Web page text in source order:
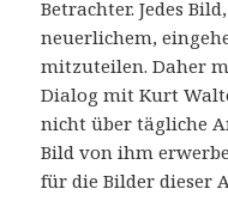
Betrachter. Jedes
neuerlichem,
mitzuteilen. Daher
Dialog mit Kurt
nicht über tägliche
Bild von ihm
für die Bilder dieser